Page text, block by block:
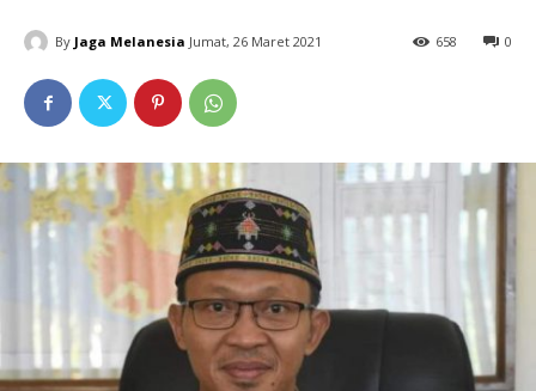
By Jaga Melanesia Jumat, 26 Maret 2021 0
658